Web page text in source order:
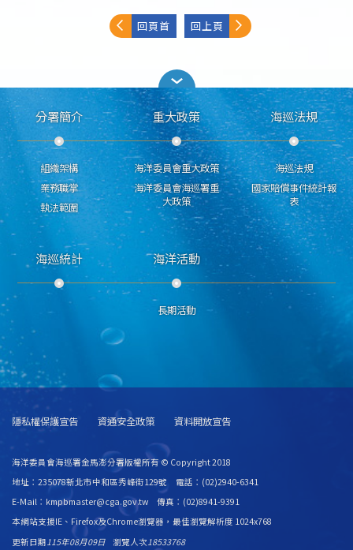
回頁首 回上頁
分署簡介
組織架構
業務職掌
執法範圍
重大政策
海洋委員會重大政策
海洋委員會海巡署重
大政策
海巡法規
海巡法規
國家賠償事件統計報
表
海巡統計 海洋活動
長期活動
隱私權保護宣告 資通安全政策 資料開放宣告
海洋委員會海巡署金馬澎分署版權所有 © Copyright 2018
地址：235078新北市中和區秀峰街129號 電話：(02)2940-6341
E-Mail：kmpbmaster@cga.gov.tw 傳真：(02)8941-9391
本網站支援IE、Firefox及Chrome瀏覽器，最佳瀏覽解析度 1024x768
更新日期115年08月09日 瀏覽人次18533768